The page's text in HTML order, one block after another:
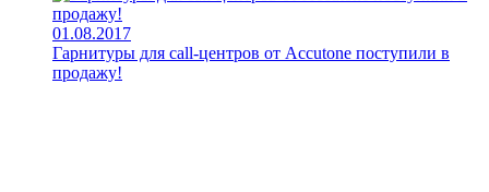
01.08.2017
Гарнитуры для call-центров от Accutone поступили в
продажу!